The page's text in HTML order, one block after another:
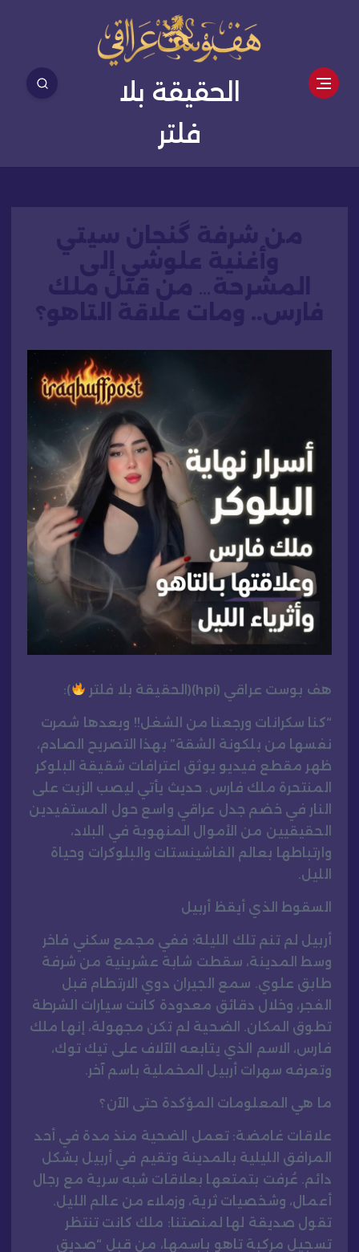
الحقيقة بلا
فلتر
هف بوست عراقي (hpi)(الحقيقة بلا فلتر ):
“كنا سكرانات ورجعنا من الشغل!! وبعدها شمرت
نفسها من بلكونة الشقة” بهذا التصريح الصادم،
ظهر مقطع فيديو يوثق اعترافات شقيقة البلوكر
المنتحرة ملك فارس. حديث يأتي ليصب الزيت على
النار في خضم جدل عراقي واسع حول المستفيدين
الحقيقيين من الأموال المنهوبة في البلاد،
وارتباطها بعالم الفاشينستات والبلوكرات وحياة
الليل.
السقوط الذي أيقظ أربيل
أربيل لم تنم تلك الليلة؛ ففي مجمع سكني فاخر
وسط المدينة، سقطت شابة عشرينية من شرفة
طابق علوي. سمع الجيران دوي الارتطام قبل
الفجر، وخلال دقائق معدودة كانت سيارات الشرطة
تطوق المكان. الضحية لم تكن مجهولة، إنها ملك
فارس، الاسم الذي يتابعه الآلاف على تيك توك،
وتعرفه سهرات أربيل المخملية باسم آخر.
ما هي المعلومات المؤكدة حتى الآن؟
علاقات غامضة: تعمل الضحية منذ مدة في أحد
المرافق الليلية بالمدينة وتقيم في أربيل بشكل
دائم. عُرفت بتمتعها بعلاقات شبه سرية مع رجال
أعمال، وشخصيات ثرية، وزملاء من عالم الليل.
تقول صديقة لها لمنصتنا: ملك كانت تنتظر
تسجيل مركبة تاهو باسمها، من قبل “صديق